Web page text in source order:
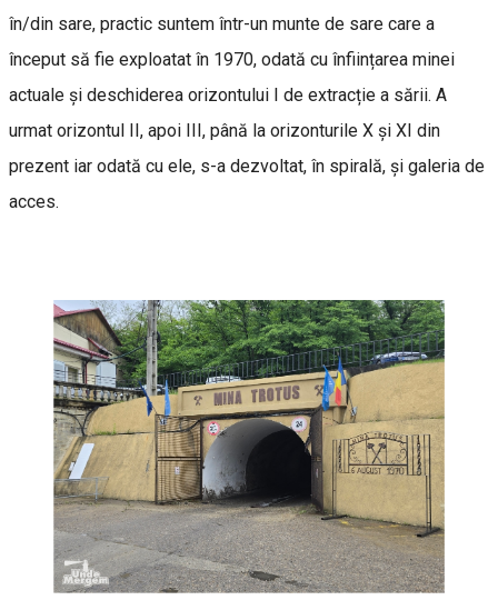
în/din sare, practic suntem într-un munte de sare care a
început să fie exploatat în 1970, odată cu înființarea minei
actuale și deschiderea orizontului I de extracție a sării. A
urmat orizontul II, apoi III, până la orizonturile X și XI din
prezent iar odată cu ele, s-a dezvoltat, în spirală, și galeria de
acces.